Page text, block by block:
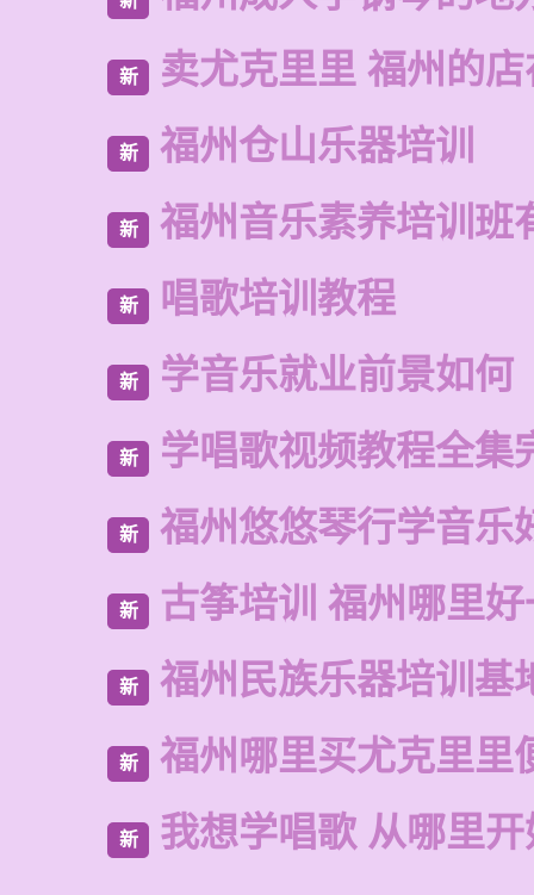
新 卖尤克里里 福州的
新 福州仓山乐器培训
新 福州音乐素养培训班
新 唱歌培训教程
新 学音乐就业前景如何
新 学唱歌视频教程全集
新 福州悠悠琴行学音乐
新 古筝培训 福州哪里
新 福州民族乐器培训基
新 福州哪里买尤克里里
新 我想学唱歌 从哪里开